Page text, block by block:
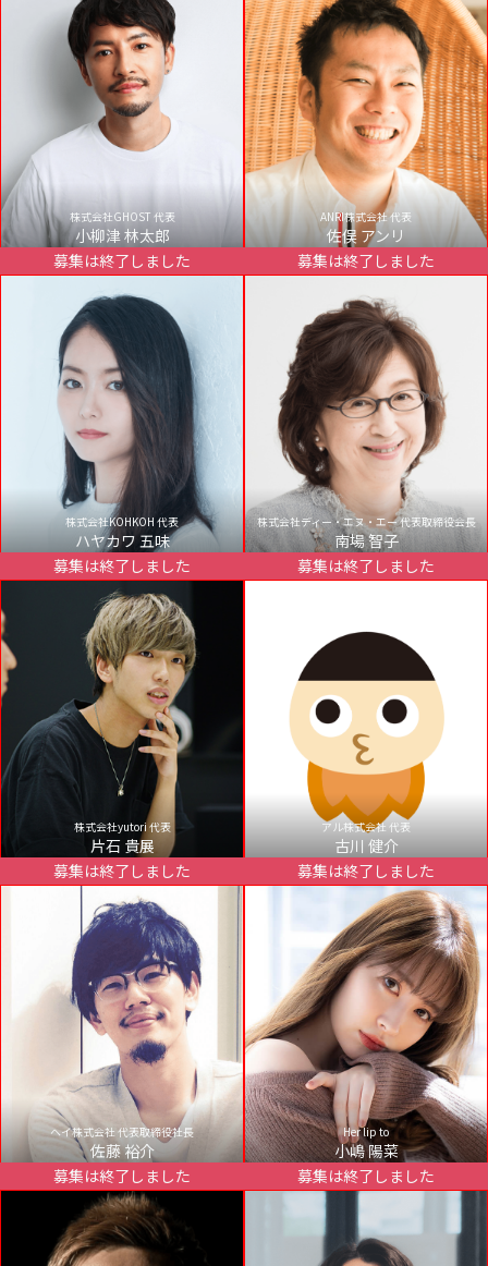
株式会社GHOST 代表
小柳津 林太郎
募集は終了しました
ANRI株式会社 代表
佐俣 アンリ
募集は終了しました
株式会社KOHKOH 代表
ハヤカワ 五味
募集は終了しました
株式会社ディー・エヌ・エー 代表取締役会長
南場 智子
募集は終了しました
株式会社yutori 代表
片石 貴展
募集は終了しました
アル株式会社 代表
古川 健介
募集は終了しました
ヘイ株式会社 代表取締役社長
佐藤 裕介
募集は終了しました
Her lip to
小嶋 陽菜
募集は終了しました